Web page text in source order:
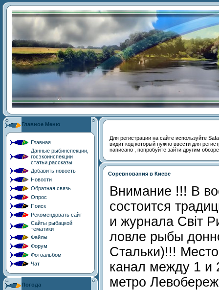
Главное Меню
Главная
Данные рыбинспекции,
госэкоинспекции
статьи,рассказы
Добавить новость
Новости
Обратная связь
Опрос
Поиск
Рекомендовать сайт
Сайты рыбацкой
тематики
Файлы
Форум
Фотоальбом
Чат
Погода
Для регистрации на сайте используйте
видит код который нужно ввести для
написано , попробуйте зайти другим
Cоревнования в Киеве
Внимание !!! В
состоится
и журнала Свiт
ловле рыбы
Стальки)!!!
канал между 1 и
метро